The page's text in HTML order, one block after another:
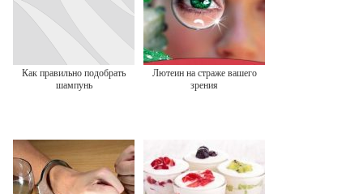
Как правильно подобрать
шампунь
Лютеин на страже вашего
зрения